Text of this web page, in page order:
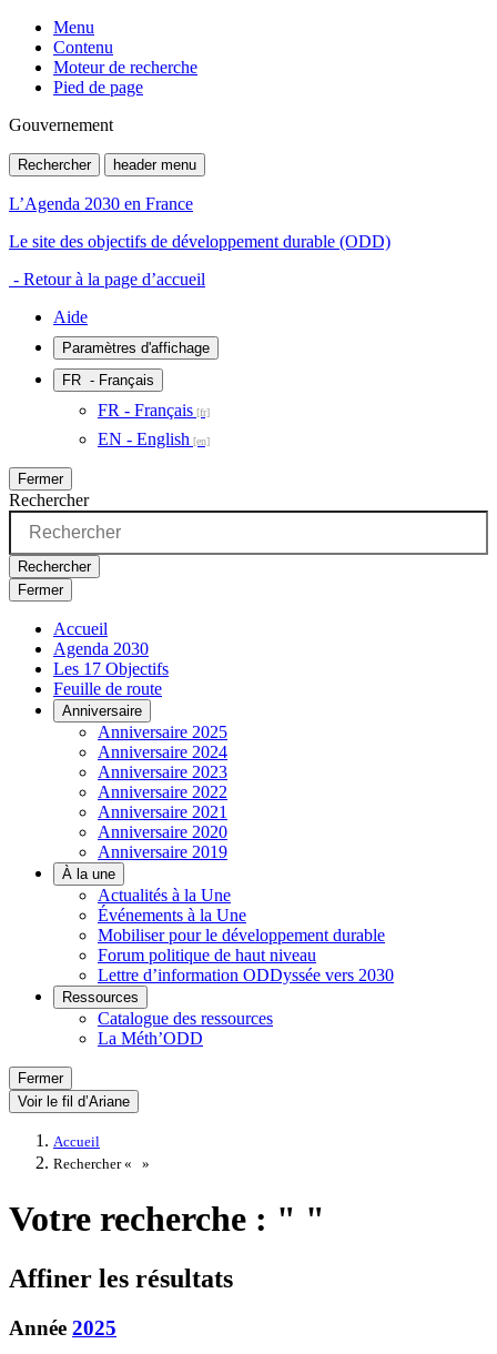
Menu
Contenu
Moteur de recherche
Pied de page
Gouvernement
Rechercher header menu
L’Agenda 2030 en France
Le site des objectifs de développement durable (ODD)
- Retour à la page d’accueil
Aide
Paramètres d'affichage
FR - Français
FR - Français
EN - English
Fermer
Rechercher
Rechercher
Fermer
Accueil
Agenda 2030
Les 17 Objectifs
Feuille de route
Anniversaire
Anniversaire 2025
Anniversaire 2024
Anniversaire 2023
Anniversaire 2022
Anniversaire 2021
Anniversaire 2020
Anniversaire 2019
À la une
Actualités à la Une
Événements à la Une
Mobiliser pour le développement durable
Forum politique de haut niveau
Lettre d’information ODDyssée vers 2030
Ressources
Catalogue des ressources
La Méth’ODD
Fermer
Voir le fil d’Ariane
Accueil
Rechercher «
»
Votre recherche : " "
Affiner les résultats
Année 2025